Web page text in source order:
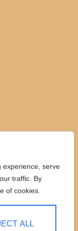
experience, serve
traffic. By
of cookies.
ALL